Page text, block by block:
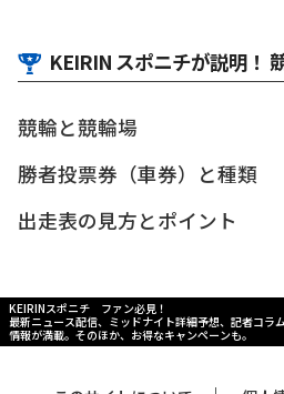
た
マ
ス
ク
KEIRIN スポニチが説明！
競輪と競輪場
勝者投票券（車券）と種類
出走表の見方とポイント
KEIRINスポニチ ファン必見！
最新ニュース配信、ミッドナイト詳細予想、記者コラ
情報が満載。そのほか、お得なキャンペーンも。